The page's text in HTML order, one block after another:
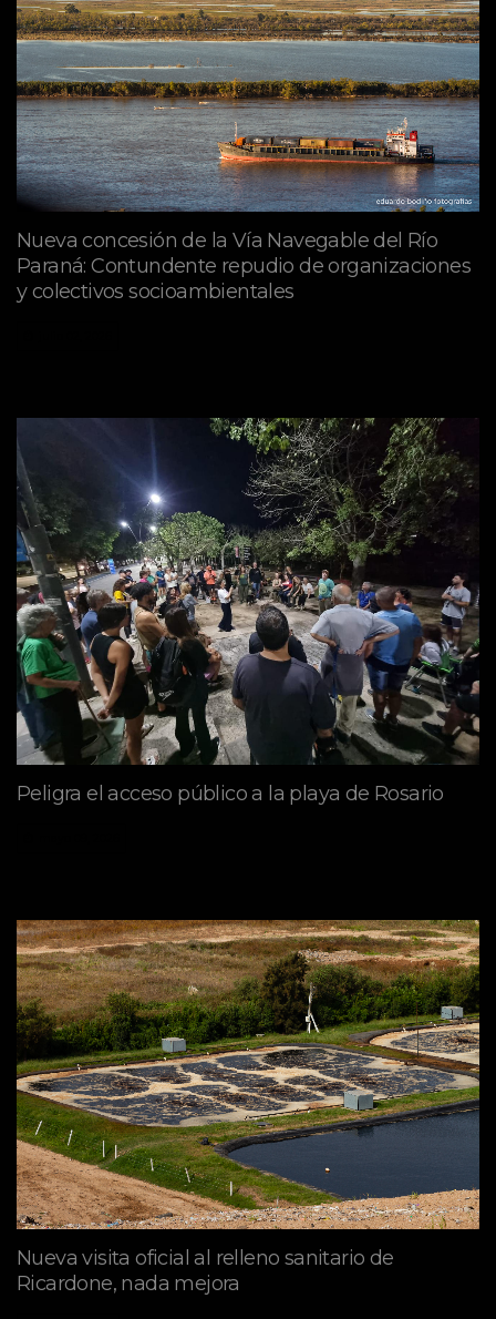
Nueva concesión de la Vía Navegable del Río
Paraná: Contundente repudio de organizaciones
y colectivos socioambientales
Peligra el acceso público a la playa de Rosario
Nueva visita oficial al relleno sanitario de
Ricardone, nada mejora